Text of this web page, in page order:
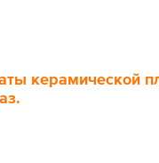
керамической